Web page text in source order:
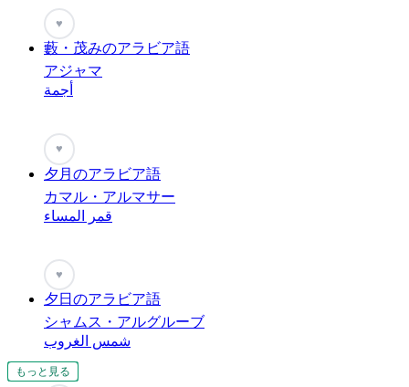
もっと見る
もっと見る
もっと見る
もっと見る
もっと見る
もっと見る
もっと見る
もっと見る
もっと見る
もっと見る
もっと見る
もっと見る
もっと見る
もっと見る
もっと見る
♥
藪・茂みのアラビア語
アジャマ
أجمة
♥
夕月のアラビア語
カマル・アルマサー
قمر المساء
♥
夕日のアラビア語
シャムス・アルグルーブ
شمس الغروب